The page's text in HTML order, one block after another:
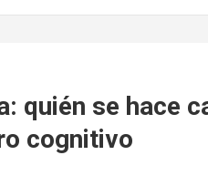
quién se hace
cognitivo